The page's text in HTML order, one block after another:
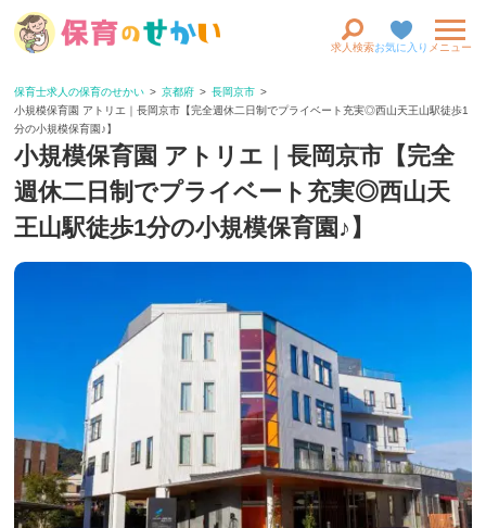
求人検索お気に入り メニュー
保育士求人の保育のせかい 京都府
長岡京市
小規模保育園 アトリエ｜長岡京市【完全週休二日制でプライベート充実◎西山天王山駅徒歩1
分の小規模保育園♪】
小規模保育園 アトリエ｜長岡京市【完全
週休二日制でプライベート充実◎西山天
王山駅徒歩1分の小規模保育園♪】